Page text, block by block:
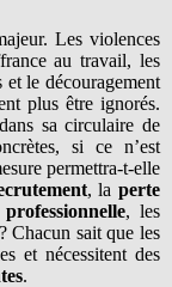
Les violences
au travail, les
le découragement
plus être ignorés.
sa circulaire de
si ce n’est
permettra-t-elle
, laperte
, les
? Chacun sait que les
et nécessitent des
.